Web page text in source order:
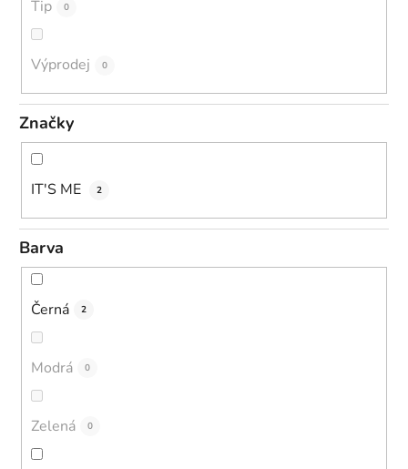
Tip 0
Výprodej 0
Značky
IT'S ME 2
Barva
Černá 2
Modrá 0
Zelená 0